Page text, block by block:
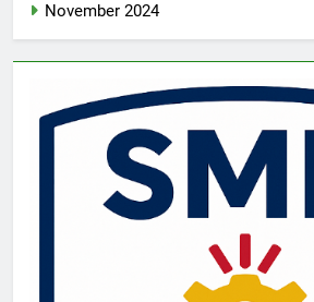
November 2024